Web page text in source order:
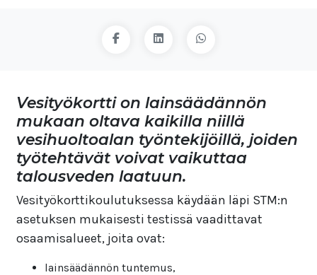
Vesityökortti on lainsäädännön
mukaan oltava kaikilla niillä
vesihuoltoalan työntekijöillä, joiden
työtehtävät voivat vaikuttaa
talousveden laatuun.
Vesityökorttikoulutuksessa käydään läpi STM:n
asetuksen mukaisesti testissä vaadittavat
osaamisalueet, joita ovat:
lainsäädännön tuntemus,